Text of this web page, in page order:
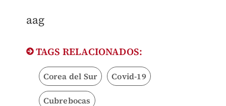
aag
TAGS RELACIONADOS:
Corea del Sur Covid-19
Cubrebocas